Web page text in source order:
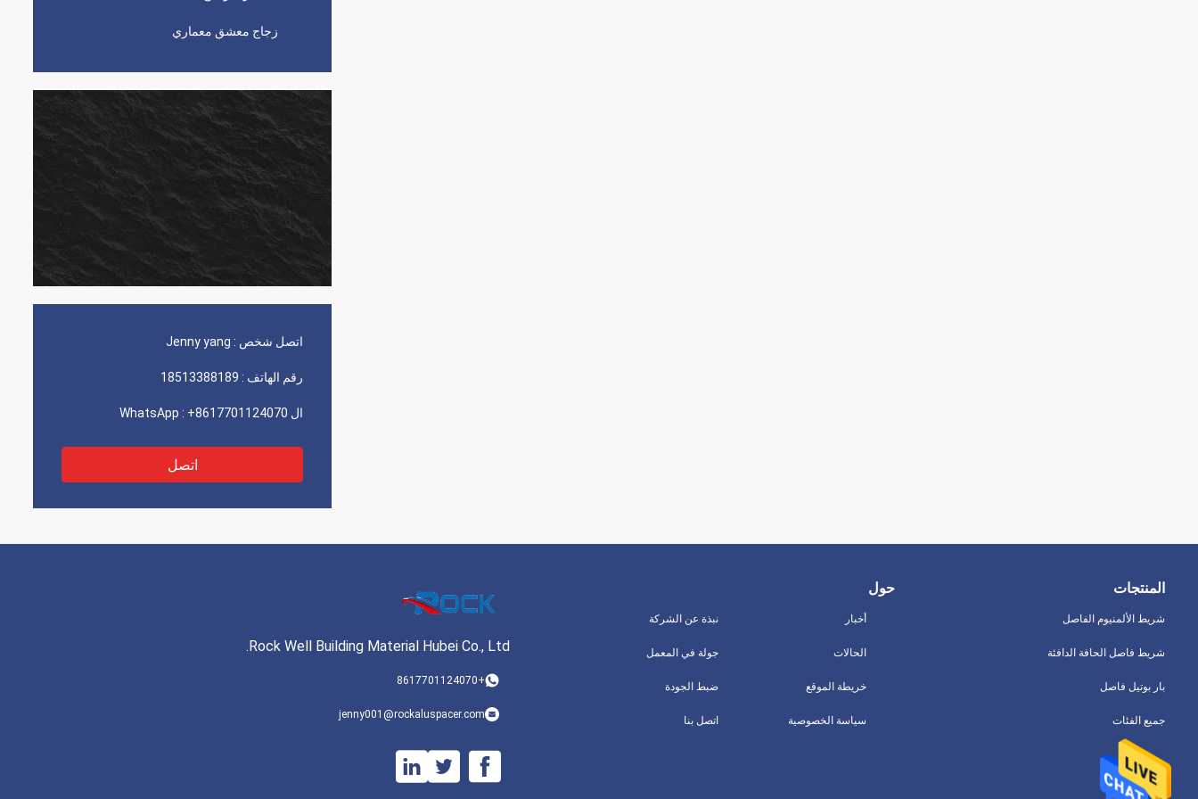
زجاج معشق معماري
اتصل شخص : Jenny yang
رقم الهاتف : 18513388189
ال WhatsApp : +8617701124070
اتصل
Rock Well Building Material Hubei Co., Ltd.
+8617701124070
jenny001@rockaluspacer.com
حول
نبذة عن الشركة
جولة في المعمل
ضبط الجودة
اتصل بنا
أخبار
الحالات
خريطة الموقع
سياسة الخصوصية
المنتجات
شريط الألمنيوم الفاصل
شريط فاصل الحافة الدافئة
بار بوتيل فاصل
جميع الفئات